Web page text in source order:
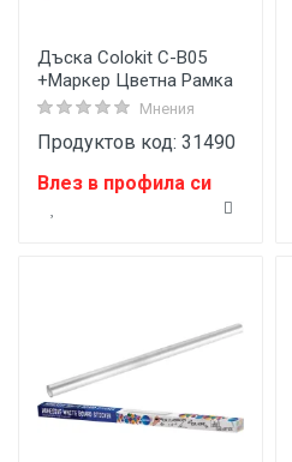
Дъска Colokit C-B05
+Маркер Цветна Рамка
Мнения
Продуктов код: 31490
Влез в профила си